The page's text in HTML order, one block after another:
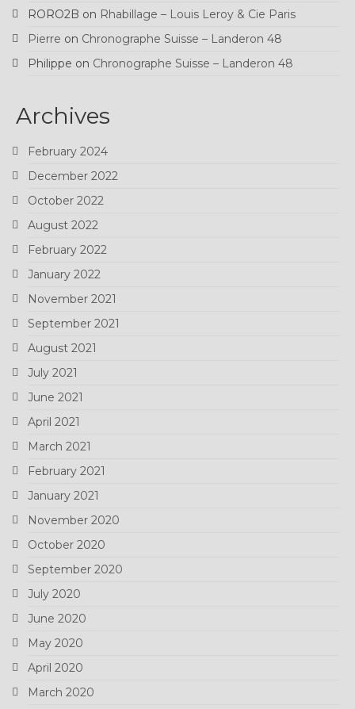
RORO2B on Rhabillage – Louis Leroy & Cie Paris
Pierre on Chronographe Suisse – Landeron 48
Philippe on Chronographe Suisse – Landeron 48
Archives
February 2024
December 2022
October 2022
August 2022
February 2022
January 2022
November 2021
September 2021
August 2021
July 2021
June 2021
April 2021
March 2021
February 2021
January 2021
November 2020
October 2020
September 2020
July 2020
June 2020
May 2020
April 2020
March 2020